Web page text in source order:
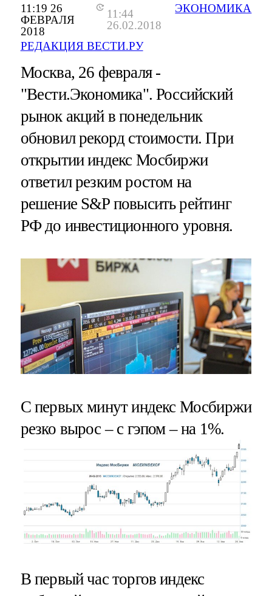
11:19 26
ФЕВРАЛЯ
2018
11:44
26.02.2018
РЕДАКЦИЯ ВЕСТИ.РУ
ЭКОНОМИКА
Москва, 26 февраля -
"Вести.Экономика".Российский
рынок акций в понедельник
обновил рекорд стоимости. При
открытии индекс Мосбиржи
ответил резким ростом на
решение S&P повысить рейтинг
РФ до инвестиционного уровня.
С первых минут индекс Мосбиржи
резко вырос – с гэпом – на 1%.
В первый час торгов индекс